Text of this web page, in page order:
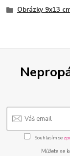
Obrázky 9x13
Souhlasím se
Můžete se